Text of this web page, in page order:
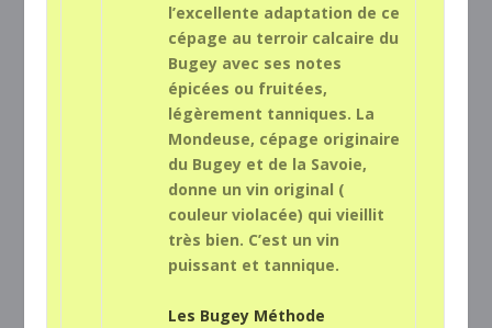
l’excellente adaptation de ce
cépage au terroir calcaire du
Bugey avec ses notes
épicées ou fruitées,
légèrement tanniques. La
Mondeuse, cépage originaire
du Bugey et de la Savoie,
donne un vin original (
couleur violacée) qui vieillit
très bien. C’est un vin
puissant et tannique.
Les Bugey Méthode